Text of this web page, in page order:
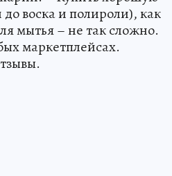
воска и полироли), как
мытья – не так сложно.
маркетплейсах.